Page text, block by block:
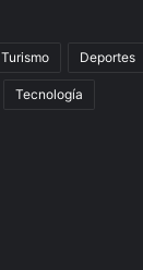
Turismo Deportes
Tecnología